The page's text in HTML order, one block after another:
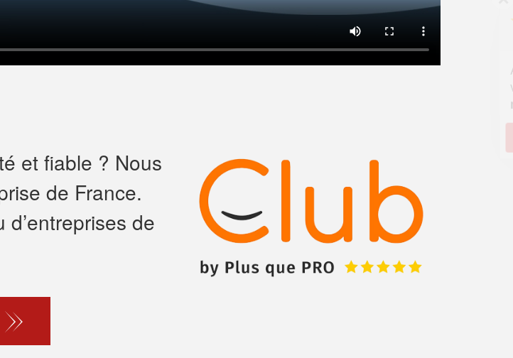
et fiable ? Nous
de France.
de
Vous êtes un
professionnel ?
Augmentez votrechiffre d'affaires